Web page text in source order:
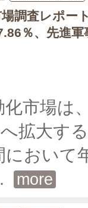
調査レポー
％、先進
化市場は
拡大す
において
more